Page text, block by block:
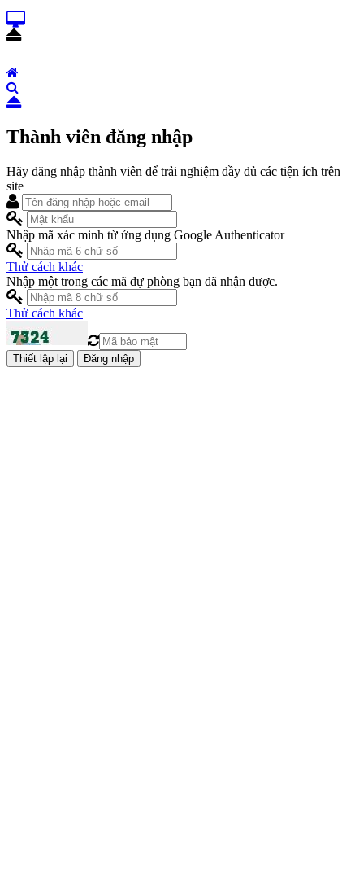
Thành viên đăng nhập
Hãy đăng nhập thành viên để trải nghiệm đầy đủ các tiện ích trên
site
Nhập mã xác minh từ ứng dụng Google Authenticator
Thử cách khác
Nhập một trong các mã dự phòng bạn đã nhận được.
Thử cách khác
Đăng nhập